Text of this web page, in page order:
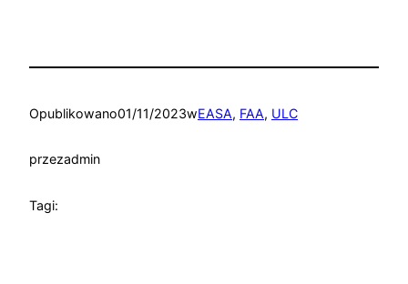
Opublikowano01/11/2023wEASA, FAA, ULC
przezadmin
Tagi: